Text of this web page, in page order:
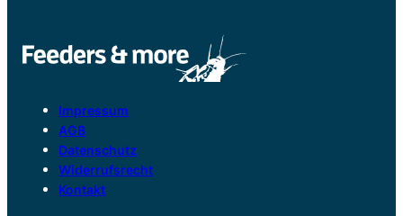
Impressum
AGB
Datenschutz
Widerrufsrecht
Kontakt